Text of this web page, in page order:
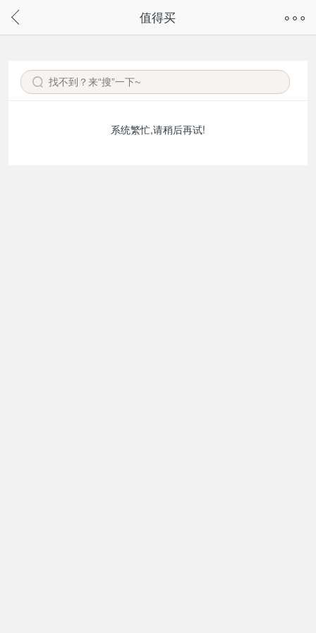
请通过微信或支付宝搜“奇兔客小程序”访问
值得买
系统繁忙,请稍后再试!